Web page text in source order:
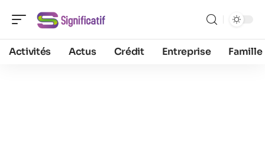
Activités Actus Crédit Entreprise Famille